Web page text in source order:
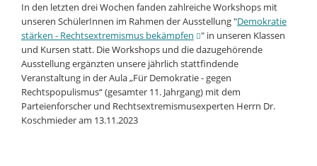
In den letzten drei Wochen fanden zahlreiche Workshops mit
unseren SchülerInnen im Rahmen der Ausstellung "Demokratie
stärken - Rechtsextremismus bekämpfen
" in unseren Klassen
und Kursen statt. Die Workshops und die dazugehörende
Ausstellung ergänzten unsere jährlich stattfindende
Veranstaltung in der Aula „Für Demokratie - gegen
Rechtspopulismus“ (gesamter 11. Jahrgang) mit dem
Parteienforscher und Rechtsextremismusexperten Herrn Dr.
Koschmieder am 13.11.2023